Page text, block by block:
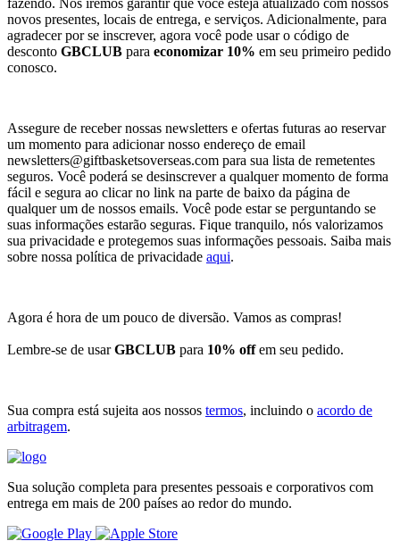
fazendo. Nós iremos garantir que você esteja atualizado com nossos
novos presentes, locais de entrega, e serviços. Adicionalmente, para
agradecer por se inscrever, agora você pode usar o código de
desconto GBCLUB para economizar 10% em seu primeiro pedido
conosco.
Assegure de receber nossas newsletters e ofertas futuras ao reservar
um momento para adicionar nosso endereço de email
newsletters@giftbasketsoverseas.com para sua lista de remetentes
seguros. Você poderá se desinscrever a qualquer momento de forma
fácil e segura ao clicar no link na parte de baixo da página de
qualquer um de nossos emails. Você pode estar se perguntando se
suas informações estarão seguras. Fique tranquilo, nós valorizamos
sua privacidade e protegemos suas informações pessoais. Saiba mais
sobre nossa política de privacidade aqui.
Agora é hora de um pouco de diversão. Vamos as compras!
Lembre-se de usarGBCLUB para 10% offem seu pedido.
Sua compra está sujeita aos nossos termos, incluindo o acordo de
arbitragem.
Sua solução completa para presentes pessoais e corporativos com
entrega em mais de 200 países ao redor do mundo.